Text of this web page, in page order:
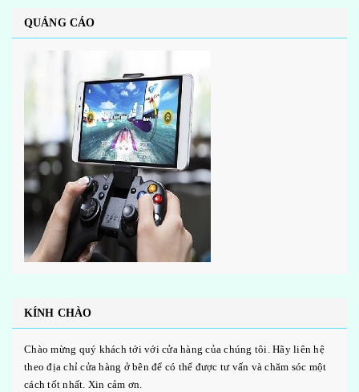
QUẢNG CÁO
KÍNH CHÀO
Chào mừng quý khách tới với cửa hàng của chúng tôi. Hãy liên hệ
theo địa chỉ cửa hàng ở bên để có thể được tư vấn và chăm sóc một
cách tốt nhất. Xin cảm ơn.